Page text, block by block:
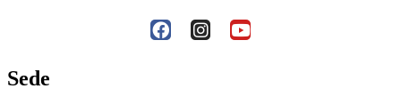
Sede